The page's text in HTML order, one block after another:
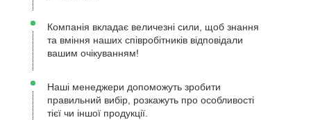
Компанія вкладає величезні сили, щоб знання
та вміння наших співробітників відповідали
вашим очікуванням!
Наші менеджери допоможуть зробити
правильний вибір, розкажуть про особливості
тієї чи іншої продукції.